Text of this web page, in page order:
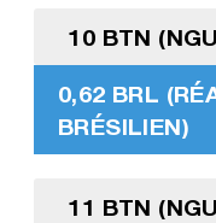
10 BTN
0,62 BRL
BRÉSILIEN)
11 BTN